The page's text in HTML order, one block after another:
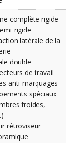
complète rigide
rigide
latérale de la
double
de travail
anti-marquages
spéciaux
froides,
rétroviseur